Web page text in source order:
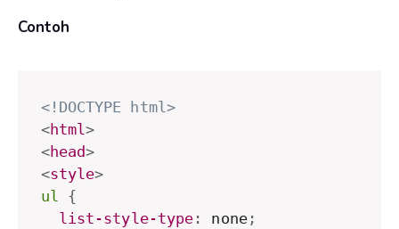
Contoh
<!DOCTYPE html>
<html>
<head>
<style>
ul {
list-style-type : none;